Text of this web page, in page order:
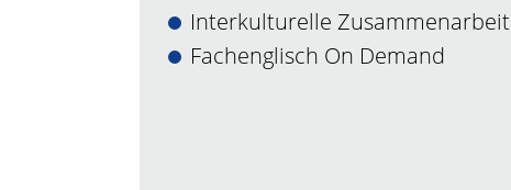
Interkulturelle Zusammenarbeit
Fachenglisch On Demand